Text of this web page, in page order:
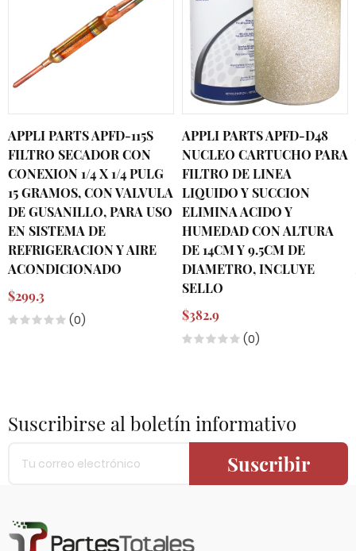
APPLI PARTS APFD-115S
FILTRO SECADOR CON
CONEXION 1/4 X 1/4 PULG
15 GRAMOS, CON VALVULA
DE GUSANILLO, PARA USO
EN SISTEMA DE
REFRIGERACION Y AIRE
ACONDICIONADO
$299.3
(0)
APPLI PARTS APFD-D48
NUCLEO CARTUCHO PARA
FILTRO DE LINEA
LIQUIDO Y SUCCION
ELIMINA ACIDO Y
HUMEDAD CON ALTURA
DE 14CM Y 9.5CM DE
DIAMETRO, INCLUYE
SELLO
$382.9
(0)
Suscribirse al boletín informativo
Suscribir